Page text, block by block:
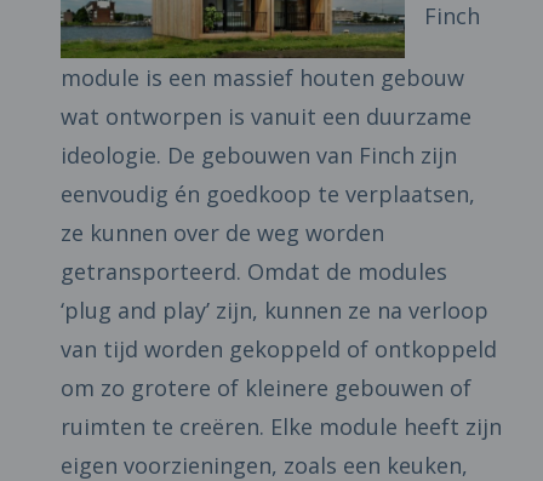
Finch
module is een massief houten gebouw
wat ontworpen is vanuit een duurzame
ideologie. De gebouwen van Finch zijn
eenvoudig én goedkoop te verplaatsen,
ze kunnen over de weg worden
getransporteerd. Omdat de modules
‘plug and play’ zijn, kunnen ze na verloop
van tijd worden gekoppeld of ontkoppeld
om zo grotere of kleinere gebouwen of
ruimten te creëren. Elke module heeft zijn
eigen voorzieningen, zoals een keuken,